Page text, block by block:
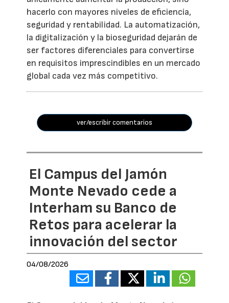
hacerlo con mayores niveles de eficiencia,
seguridad y rentabilidad. La automatización,
la digitalización y la bioseguridad dejarán de
ser factores diferenciales para convertirse
en requisitos imprescindibles en un mercado
global cada vez más competitivo.
ver/escribir comentarios
El Campus del Jamón
Monte Nevado cede a
Interham su Banco de
Retos para acelerar la
innovación del sector
04/08/2026